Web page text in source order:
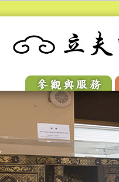
開放時間
聯絡我們
VR環景
開放時間
交通與停車
聯絡我們